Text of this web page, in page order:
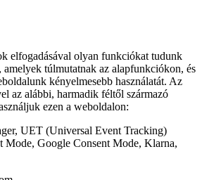
elfogadásával olyan funkciókat tudunk
túlmutatnak az alapfunkciókon, és
kényelmesebb használatát. Az
az alábbi, harmadik féltől származó
ezen a weboldalon:
UET (Universal Event Tracking)
Mode, Google Consent Mode, Klarna,